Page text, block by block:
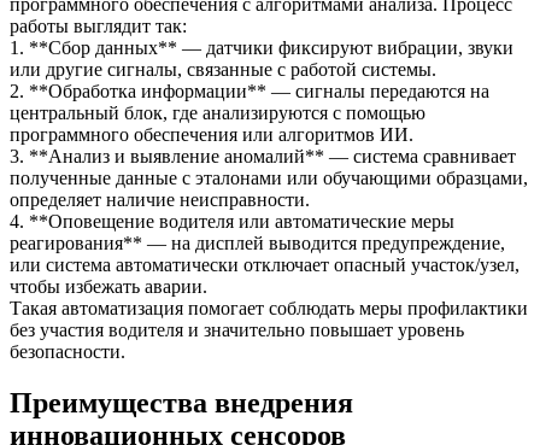
работы выглядит так:
1. **Сбор данных** — датчики фиксируют вибрации, звуки
или другие сигналы, связанные с работой системы.
2. **Обработка информации** — сигналы передаются на
центральный блок, где анализируются с помощью
программного обеспечения или алгоритмов ИИ.
3. **Анализ и выявление аномалий** — система сравнивает
полученные данные с эталонами или обучающими образцами,
определяет наличие неисправности.
4. **Оповещение водителя или автоматические меры
реагирования** — на дисплей выводится предупреждение,
или система автоматически отключает опасный участок/узел,
чтобы избежать аварии.
Такая автоматизация помогает соблюдать меры профилактики
без участия водителя и значительно повышает уровень
безопасности.
Преимущества внедрения
инновационных сенсоров